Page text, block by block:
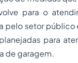
para o
pelo setor público
para
de garagem.